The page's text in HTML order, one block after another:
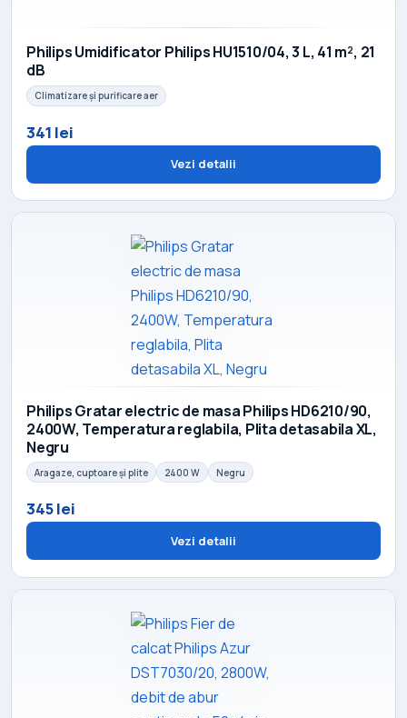
Philips Umidificator Philips HU1510/04, 3 L, 41 m², 21
dB
Climatizare și purificare aer
341 lei
Vezi detalii
Philips Gratar electric de masa Philips HD6210/90,
2400W, Temperatura reglabila, Plita detasabila XL,
Negru
Aragaze, cuptoare și plite 2400 W Negru
345 lei
Vezi detalii